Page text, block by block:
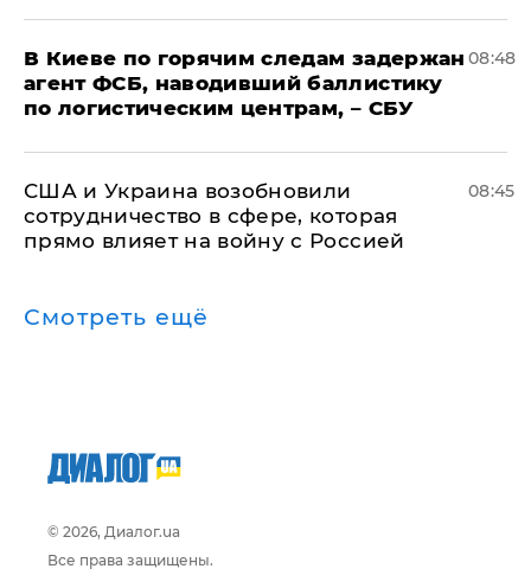
В Киеве по горячим следам задержан
агент ФСБ, наводивший баллистику
по логистическим центрам, – СБУ
08:48
США и Украина возобновили
сотрудничество в сфере, которая
прямо влияет на войну с Россией
08:45
Смотреть ещё
© 2026, Диалог.ua
Все права защищены.